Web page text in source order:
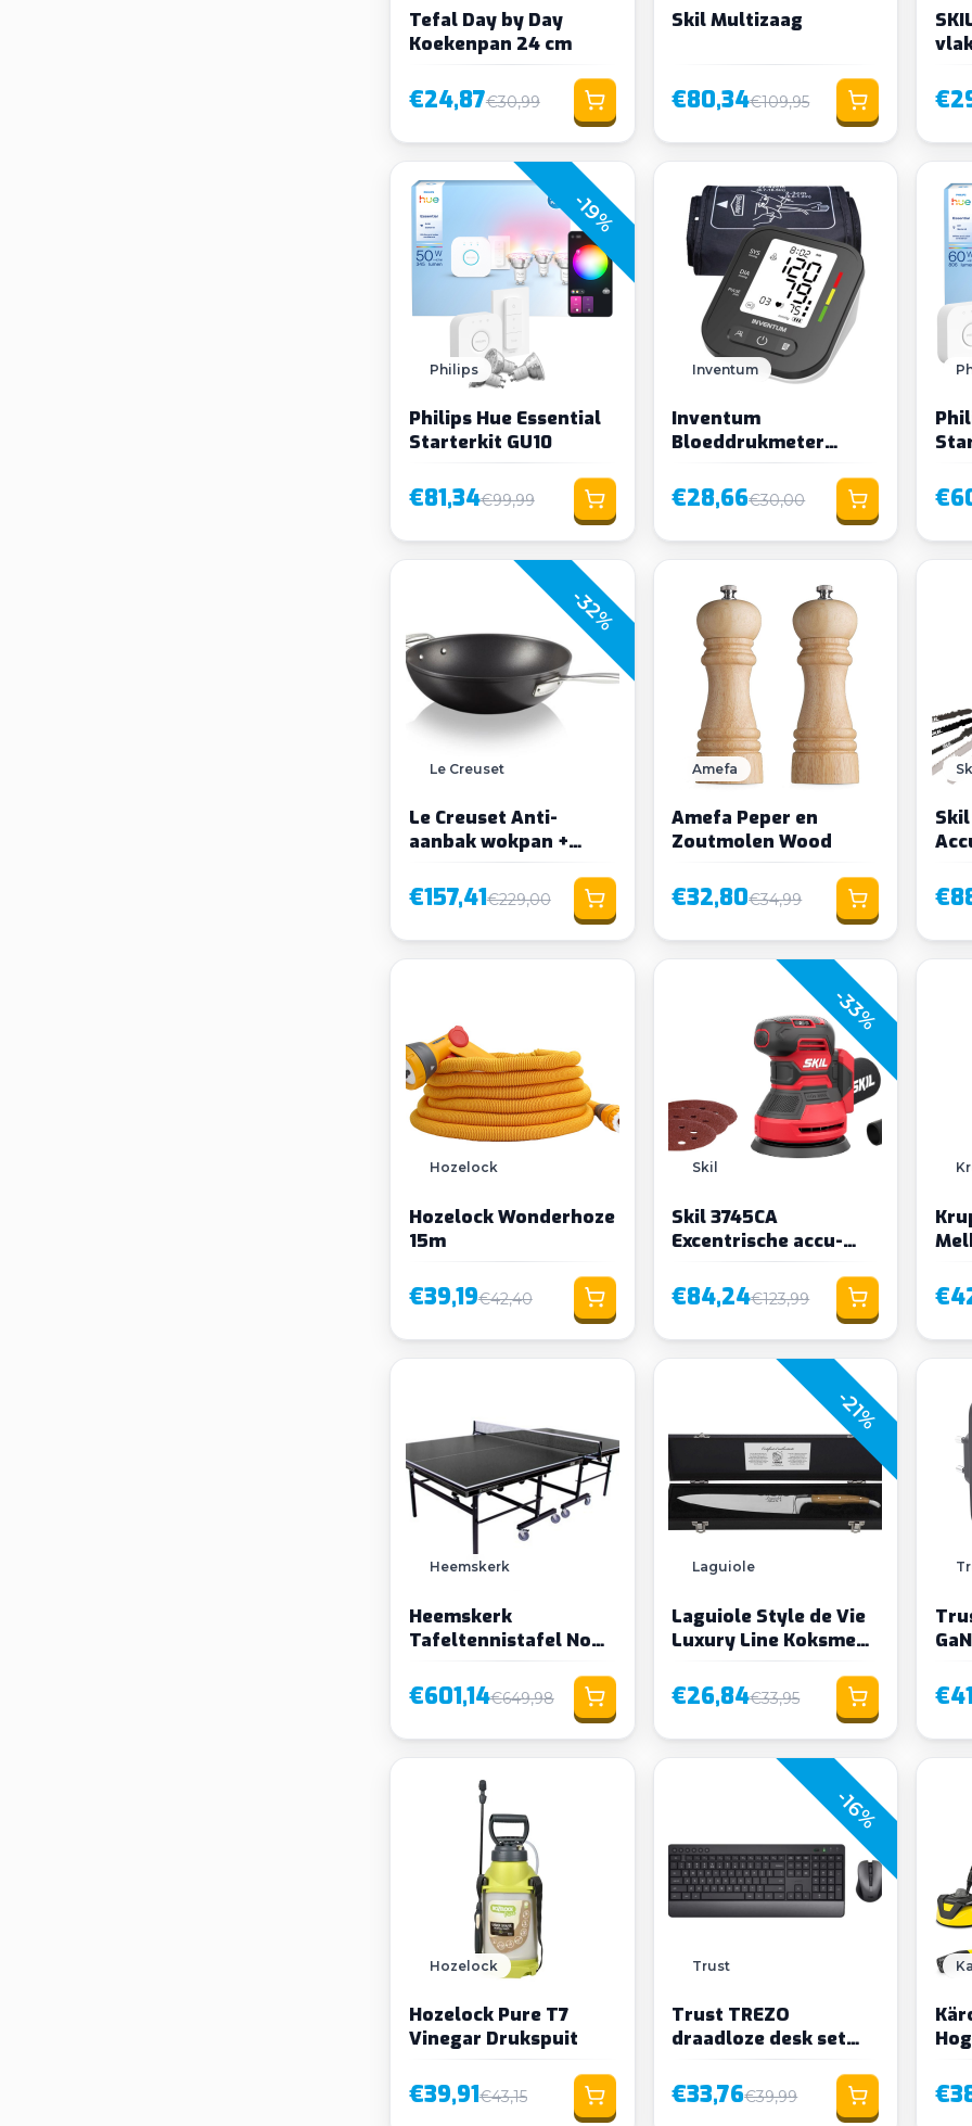
Loading...
Tefal Day by Day
Koekenpan 24 cm
€24,87€30,99
Skil Multizaag
€80,34€109,95
-19%
Philips
Philips Hue Essential
Starterkit GU10
€81,34€99,99
Inventum
Inventum
Bloeddrukmeter
bovenarm 22-42cm
manchet
€28,66€30,00
-32%
Le Creuset
Le Creuset Anti-
aanbak wokpan +
handvat 30 cm
€157,41€229,00
Amefa
Amefa Peper en
Zoutmolen Wood
€32,80€34,99
Hozelock
Hozelock Wonderhoze
15m
€39,19€42,40
-33%
Skil
Skil 3745CA
Excentrische accu-
schuurmachine incl.
accu en lader
€84,24€123,99
Krups
Heemskerk
Heemskerk
Tafeltennistafel Novi-
2000 zwart
€601,14€649,98
-21%
Laguiole
Laguiole Style de Vie
Luxury Line Koksmes
€26,84€33,95
Hozelock
Hozelock Pure T7
Vinegar Drukspuit
€39,91€43,15
-16%
Trust
Trust TREZO
draadloze desk set
€33,76€39,99